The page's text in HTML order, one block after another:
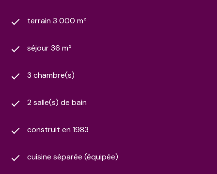
terrain 3 000 m²
séjour 36 m²
3 chambre(s)
2 salle(s) de bain
construit en 1983
cuisine séparée (équipée)